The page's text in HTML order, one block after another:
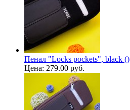
Пенал "Locks pockets", black ()
Цена: 279.00 руб.